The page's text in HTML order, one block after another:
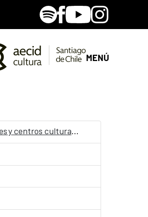
SpotifyFacebook
YoutubeInstagram
MENÚ
Convocatoria: Jornadas “Accesibilidad, Arte y Salud como punto de encuentro y cultura inclusiva en museos, instituciones y centros culturales”